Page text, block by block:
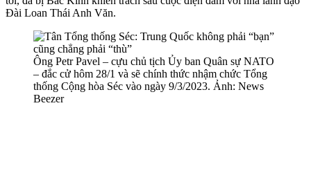
Đài Loan Thái Anh Văn.
Ông Petr Pavel – cựu chủ tịch Ủy ban Quân sự NATO
– đắc cử hôm 28/1 và sẽ chính thức nhậm chức Tổng
thống Cộng hòa Séc vào ngày 9/3/2023. Ảnh: News
Beezer